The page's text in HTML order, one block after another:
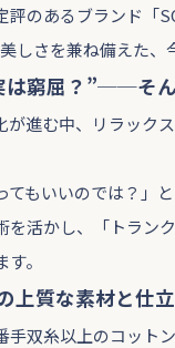
評のあるブランド「
しさを兼ね備えた、
は窮屈？”──そ
が進む中、リラック
てもいいのでは？
を活かし、「トラン
。
上質な素材と仕
手双糸以上のコット